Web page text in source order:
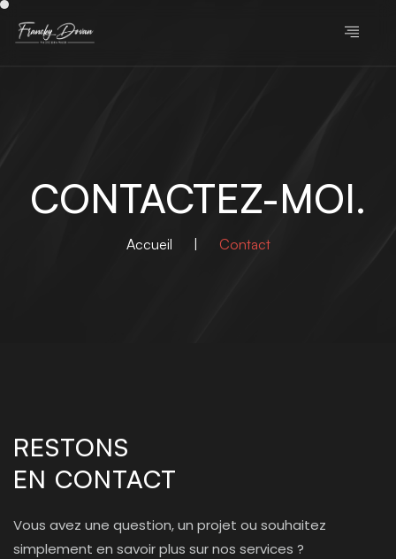
CONTACTEZ-MOI.
Accueil Contact
RESTONS
EN CONTACT
Vous avez une question, un projet ou souhaitez
simplement en savoir plus sur nos services ?